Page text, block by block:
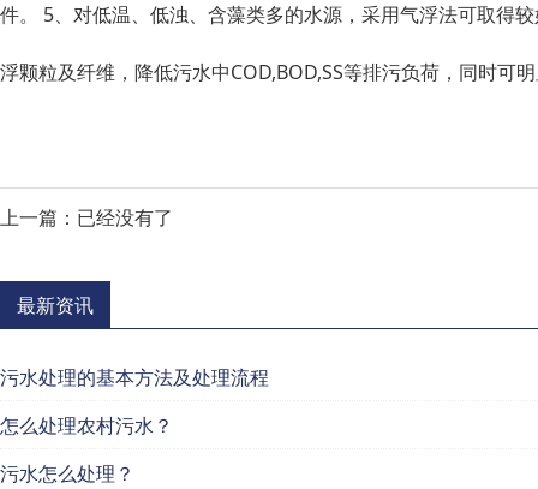
件。 5、对低温、低浊、含藻类多的水源，采用气浮法可取得
浮颗粒及纤维，降低污水中COD,BOD,SS等排污负荷，同时可
上一篇：已经没有了
最新资讯
污水处理的基本方法及处理流程
怎么处理农村污水？
污水怎么处理？